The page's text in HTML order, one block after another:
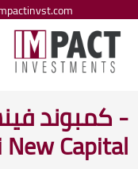
- كمبوند
Capital